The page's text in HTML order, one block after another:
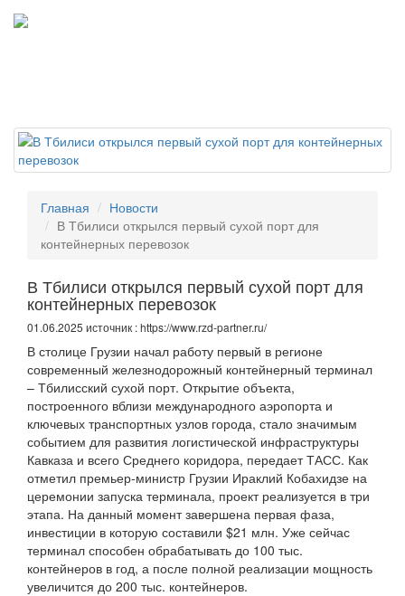
Главная
Новости
В Тбилиси открылся первый сухой порт для
контейнерных перевозок
В Тбилиси открылся первый сухой порт для
контейнерных перевозок
01.06.2025 источник : https://www.rzd-partner.ru/
В столице Грузии начал работу первый в регионе
современный железнодорожный контейнерный терминал
– Тбилисский сухой порт. Открытие объекта,
построенного вблизи международного аэропорта и
ключевых транспортных узлов города, стало значимым
событием для развития логистической инфраструктуры
Кавказа и всего Среднего коридора, передает ТАСС. Как
отметил премьер-министр Грузии Ираклий Кобахидзе на
церемонии запуска терминала, проект реализуется в три
этапа. На данный момент завершена первая фаза,
инвестиции в которую составили $21 млн. Уже сейчас
терминал способен обрабатывать до 100 тыс.
контейнеров в год, а после полной реализации мощность
увеличится до 200 тыс. контейнеров.